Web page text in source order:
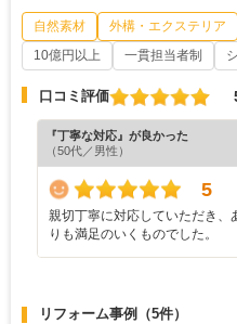
自然素材 外構・エクステリア
10億円以上
一貫担当者制
口コミ評価
『丁寧な対応』が良かった
（50代／男性）
5
親切丁寧に対応していただき、
りも満足のいくものでした。
リフォーム事例 （5件）